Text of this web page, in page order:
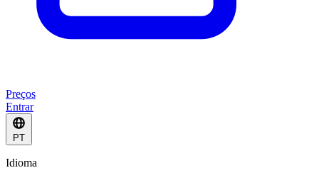
Preços
Entrar
PT
Idioma